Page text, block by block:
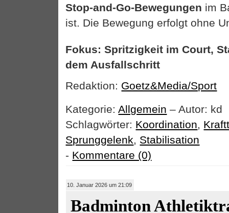
Stop-and-Go-Bewegungen im
ist. Die Bewegung erfolgt ohne
Fokus: Spritzigkeit im Court,
dem Ausfallschritt
Redaktion: Goetz&Media/Sport
Kategorie:Allgemein – Autor: kd
Schlagwörter: Koordination,
Sprunggelenk, Stabilisation
- Kommentare (0)
10. Januar 2026 um 21:09
Badminton